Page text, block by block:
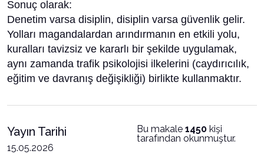
Sonuç olarak:
Denetim varsa disiplin, disiplin varsa güvenlik gelir.
Yolları magandalardan arındırmanın en etkili yolu,
kuralları tavizsiz ve kararlı bir şekilde uygulamak,
aynı zamanda trafik psikolojisi ilkelerini (caydırıcılık,
eğitim ve davranış değişikliği) birlikte kullanmaktır.
Yayın Tarihi
15.05.2026
Bu makale 1450 kişi
tarafından okunmuştur.